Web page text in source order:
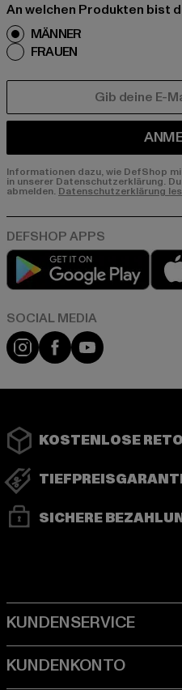
An welchen Produkten bist
MÄNNER
FRAUEN
Informationen dazu, wie DefShop
in unserer Datenschutzerklärung.
abmelden. Datenschutzerklärung
Play
Instagram
FacebookYouTube
KOSTENLOSE
SICHERE